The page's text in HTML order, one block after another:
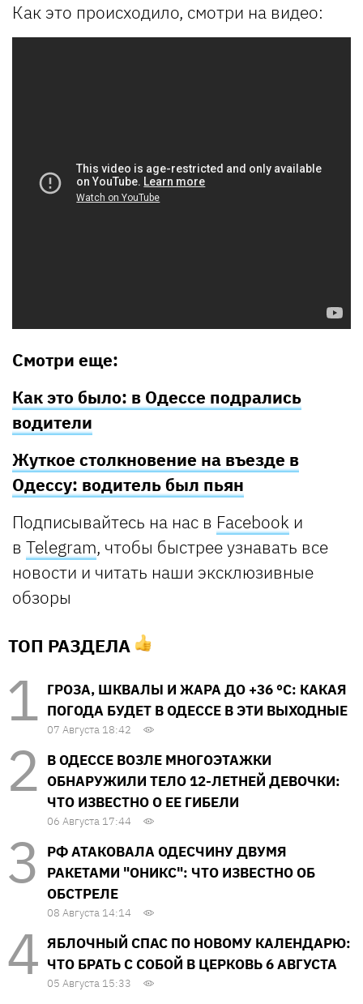
Как это происходило, смотри на видео:
Смотри еще:
Как это было: в Одессе подрались
водители
Жуткое столкновение на въезде в
Одессу: водитель был пьян
Подписывайтесь на нас в Facebook и
в Telegram, чтобы быстрее узнавать все
новости и читать наши эксклюзивные
обзоры
ТОП РАЗДЕЛА
ГРОЗА, ШКВАЛЫ И ЖАРА ДО +36 °С: КАКАЯ
ПОГОДА БУДЕТ В ОДЕССЕ В ЭТИ ВЫХОДНЫЕ
07 Августа 18:42
В ОДЕССЕ ВОЗЛЕ МНОГОЭТАЖКИ
ОБНАРУЖИЛИ ТЕЛО 12-ЛЕТНЕЙ ДЕВОЧКИ:
ЧТО ИЗВЕСТНО О ЕЕ ГИБЕЛИ
06 Августа 17:44
РФ АТАКОВАЛА ОДЕСЧИНУ ДВУМЯ
РАКЕТАМИ "ОНИКС": ЧТО ИЗВЕСТНО ОБ
ОБСТРЕЛЕ
08 Августа 14:14
ЯБЛОЧНЫЙ СПАС ПО НОВОМУ КАЛЕНДАРЮ:
ЧТО БРАТЬ С СОБОЙ В ЦЕРКОВЬ 6 АВГУСТА
05 Августа 15:33